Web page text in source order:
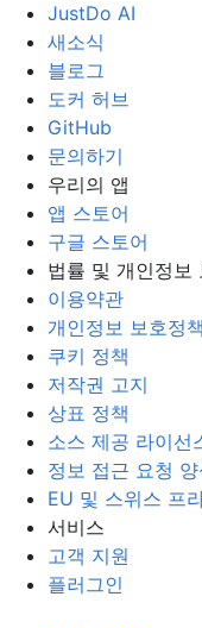
JustDo AI
새소식
블로그
도커 허브
GitHub
문의하기
우리의 앱
앱 스토어
구글 스토어
법률 및 개인정보
이용약관
개인정보 보호정책
쿠키 정책
저작권 고지
상표 정책
소스 제공 라이선
정보 접근 요청 양
EU 및 스위스 프
서비스
고객 지원
플러그인